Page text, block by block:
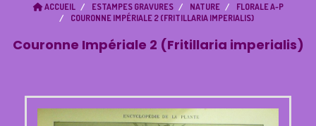
ACCUEIL ESTAMPES GRAVURES NATURE
FLORALE A-P
COURONNE IMPÉRIALE 2 (FRITILLARIA IMPERIALIS)
Couronne Impériale 2 (Fritillaria imperialis)